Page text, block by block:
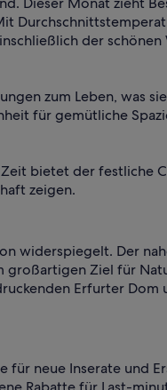
der
zum Leben, was
für gemütliche
bietet der festliche
zeigen.
widerspiegelt. Der
Ziel für
Erfurter Dom
neue Inserate und